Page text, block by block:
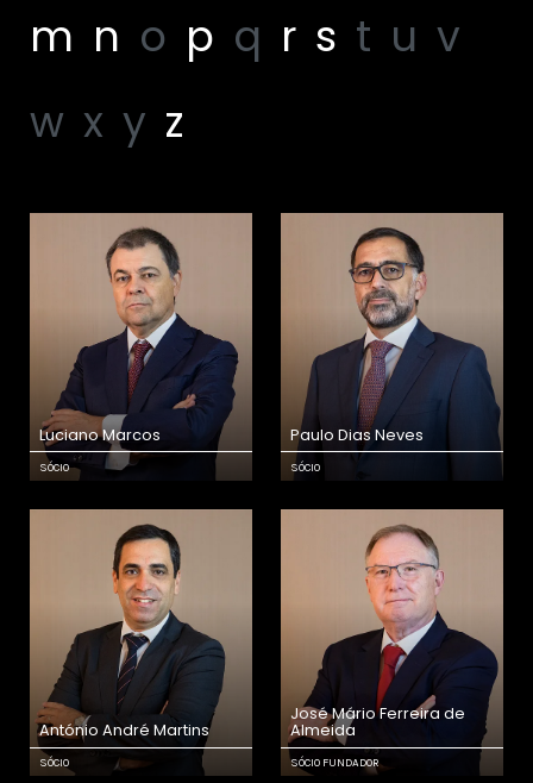
m n o p q r s t u v
w x y z
Luciano Marcos
SÓCIO
Paulo Dias Neves
SÓCIO
António André Martins
SÓCIO
José Mário Ferreira de
Almeida
SÓCIO FUNDADOR